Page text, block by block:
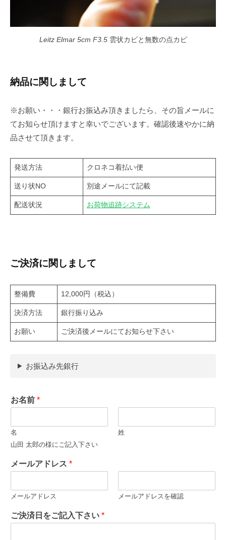
Leitz Elmar 5cm F3.5雲状カビと無数の点カビ
納品に関しまして
※お願い・・・銀行お振込み頂きましたら、その旨メールに
てお知らせ頂けますと幸いでございます。確認後速やかに納
品させて頂きます。
発送方法 クロネコ着払い便
送り状NO 別途メールにて記載
配送状況 お荷物追跡システム
ご決済に関しまして
整備費 12,000円（税込）
決済方法 銀行振り込み
お願い ご決済後メールにてお知らせ下さい
お振込み先銀行
お名前 *
名
姓
山田 太郎の様にご記入下さい
メールアドレス *
メールアドレス メールアドレスを確認
ご決済日をご記入下さい *